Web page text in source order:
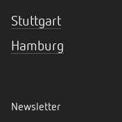
Stuttgart
Hamburg
Newsletter